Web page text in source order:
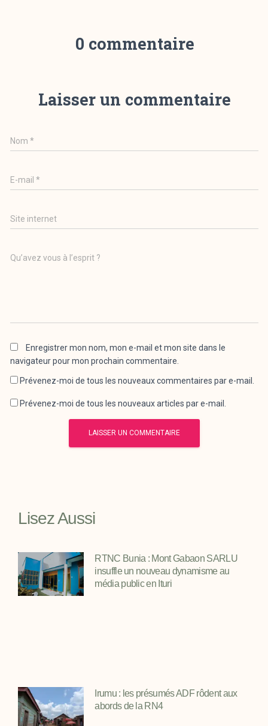
0 commentaire
Laisser un commentaire
Nom*
E-mail*
Site internet
Qu’avez vous à l’esprit ?
Enregistrer mon nom, mon e-mail et mon site dans le
navigateur pour mon prochain commentaire.
Prévenez-moi de tous les nouveaux commentaires par e-mail.
Prévenez-moi de tous les nouveaux articles par e-mail.
Lisez Aussi
RTNC Bunia : Mont Gabaon SARLU
insuffle un nouveau dynamisme au
média public en Ituri
Irumu : les présumés ADF rôdent aux
abords de la RN4